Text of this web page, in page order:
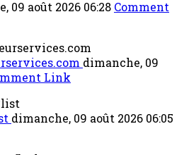
09 août 2026 06:28 Comment
dimanche, 09
Link
dimanche, 09 août 2026 06:05